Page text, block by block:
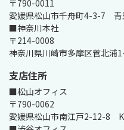
〒790-0011
愛媛県松山市千舟町4-3-7　
■神奈川本社
〒214-0008
支店住所
■松山オフィス
〒790-0062
愛媛県松山市南江戸2-12-8　